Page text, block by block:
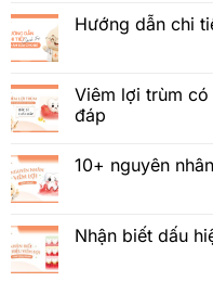
Hướng dẫn chi
Viêm lợi trùm
đáp
10+ nguyên
Nhận biết dấu